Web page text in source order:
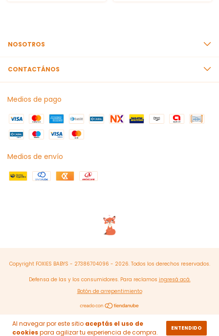
Al navegar por este sitio aceptás el uso de
cookiespara agilizar tu experiencia de compra.
ENTENDIDO
NOSOTROS
CONTACTÁNOS
Medios de pago
Medios de envío
Copyright FOXIES BABYS - 27386704096 - 2026. Todos los derechos reservados.
Defensa de las y los consumidores. Para reclamos ingresá acá.
Botón de arrepentimiento